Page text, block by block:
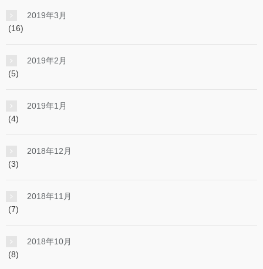
2019年3月
(16)
2019年2月
(5)
2019年1月
(4)
2018年12月
(3)
2018年11月
(7)
2018年10月
(8)